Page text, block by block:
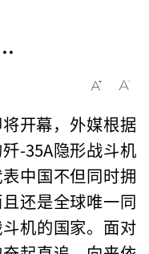
开幕，外媒根据
-35A隐形战斗机
中国不但同时拥
还是全球唯一同
机的国家。面对